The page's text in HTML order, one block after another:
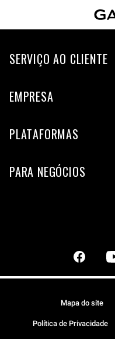
SERVIÇO AO CLIENTE
EMPRESA
PLATAFORMAS
PARA NEGÓCIOS
Mapa do site
Política de Privacidade